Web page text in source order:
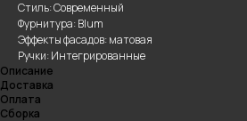
Стиль: Современный
Фурнитура: Blum
Эффекты фасадов: матовая
Ручки: Интегрированные
Описание
Доставка
Оплата
Сборка